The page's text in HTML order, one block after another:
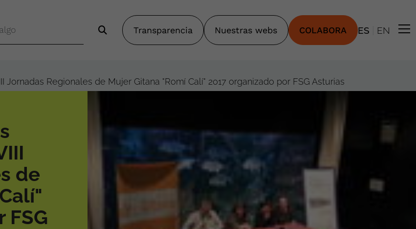
Transparencia Nuestras webs COLABORA ES EN
Regionales de Mujer Gitana "Romí Calí" 2017 organizado por FSG Asturias
de
FSG